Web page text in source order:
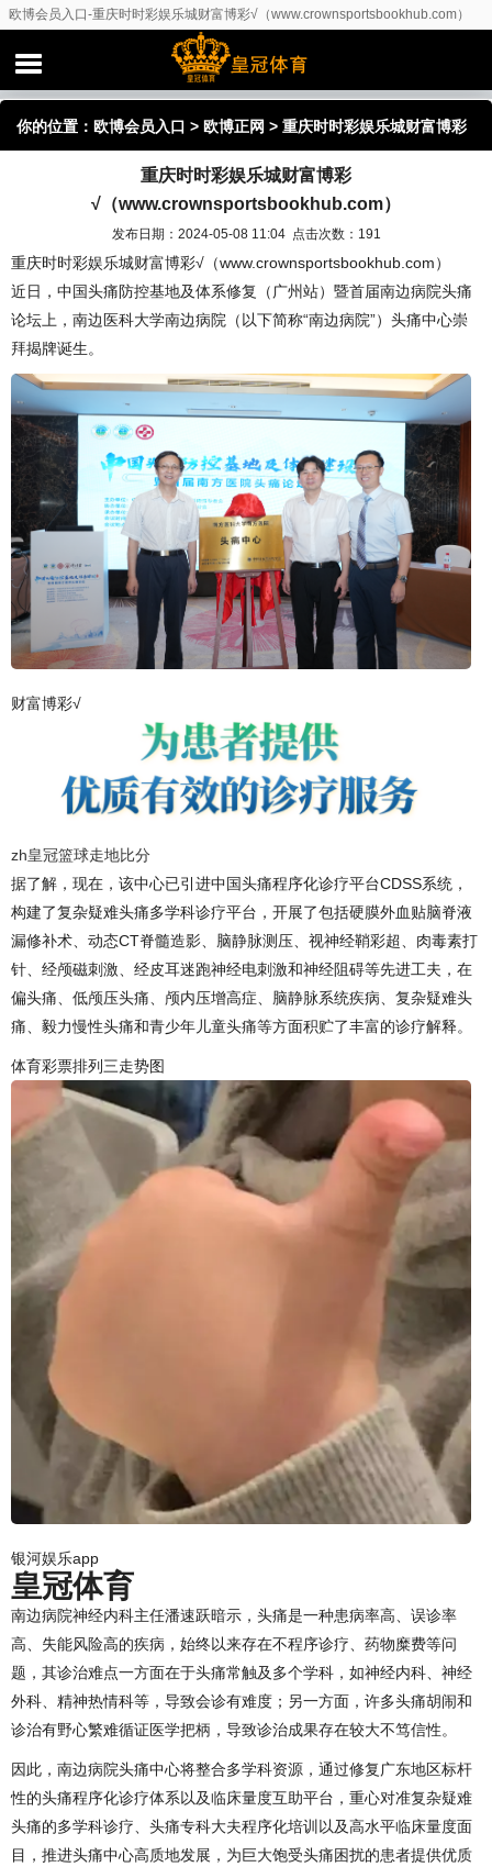
欧博会员入口-重庆时时彩娱乐城财富博彩√（www.crownsportsbookhub.com）
你的位置： 欧博会员入口 > 欧博正网 > 重庆时时彩娱乐城财富博彩
√（www.crownsportsbookhub.com）
重庆时时彩娱乐城财富博彩
√（www.crownsportsbookhub.com）
发布日期：2024-05-08 11:04 点击次数：191
重庆时时彩娱乐城财富博彩√（www.crownsportsbookhub.com）
近日，中国头痛防控基地及体系修复（广州站）暨首届南边病院头痛
论坛上，南边医科大学南边病院（以下简称“南边病院”）头痛中心崇
拜揭牌诞生。
财富博彩√
zh皇冠篮球走地比分
据了解，现在，该中心已引进中国头痛程序化诊疗平台CDSS系统，
构建了复杂疑难头痛多学科诊疗平台，开展了包括硬膜外血贴脑脊液
漏修补术、动态CT脊髓造影、脑静脉测压、视神经鞘彩超、肉毒素打
针、经颅磁刺激、经皮耳迷跑神经电刺激和神经阻碍等先进工夫，在
偏头痛、低颅压头痛、颅内压增高症、脑静脉系统疾病、复杂疑难头
痛、毅力慢性头痛和青少年儿童头痛等方面积贮了丰富的诊疗解释。
体育彩票排列三走势图
银河娱乐app
皇冠体育
南边病院神经内科主任潘速跃暗示，头痛是一种患病率高、误诊率
高、失能风险高的疾病，始终以来存在不程序诊疗、药物糜费等问
题，其诊治难点一方面在于头痛常触及多个学科，如神经内科、神经
外科、精神热情科等，导致会诊有难度；另一方面，许多头痛胡闹和
诊治有野心繁难循证医学把柄，导致诊治成果存在较大不笃信性。
因此，南边病院头痛中心将整合多学科资源，通过修复广东地区标杆
性的头痛程序化诊疗体系以及临床量度互助平台，重心对准复杂疑难
头痛的多学科诊疗、头痛专科大夫程序化培训以及高水平临床量度面
目，推进头痛中心高质地发展，为巨大饱受头痛困扰的患者提供优质